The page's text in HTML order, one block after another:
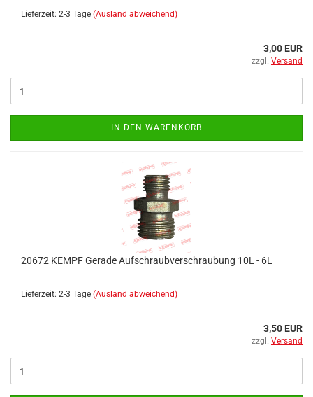
Lieferzeit: 2-3 Tage (Ausland abweichend)
3,00 EUR
zzgl. Versand
IN DEN WARENKORB
20672 KEMPF Gerade Aufschraubverschraubung 10L - 6L
Lieferzeit: 2-3 Tage (Ausland abweichend)
3,50 EUR
zzgl. Versand